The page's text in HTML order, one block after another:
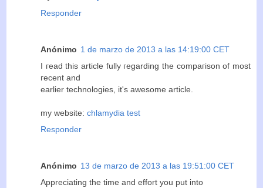
Responder
Anónimo 1 de marzo de 2013 a las 14:19:00 CET
I гead this article fullу гegardіng the compaгison of most
гeсent and
еarlier technologies, it's awesome article.
my website: chlamydia test
Responder
Anónimo 13 de marzo de 2013 a las 19:51:00 CET
Appreciating the time аnd еffort you put into